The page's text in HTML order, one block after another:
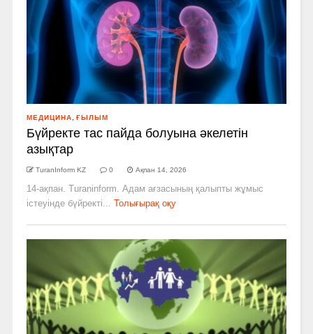
МЕДИЦИНА ҒЫЛЫМ
Бүйректе тас пайда болуына әкелетін
азықтар
TuranInform KZ 0 Ақпан 14, 2026
14-ақпан. Turaninform. Адам ағзасының қалыпты жұмыс
істеуінде бүйректі...
Толығырақ оқу